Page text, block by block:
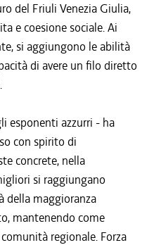
del Friuli Venezia Giulia,
e coesione sociale. Ai
si aggiungono le abilità
di avere un filo diretto
esponenti azzurri - ha
con spirito di
concrete, nella
si raggiungano
della maggioranza
mantenendo come
regionale. Forza